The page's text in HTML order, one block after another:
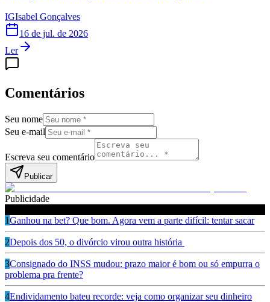
IGIsabel Gonçalves
16 de jul. de 2026
Ler
Comentários
Seu nome
Seu e-mail
Escreva seu comentário
Publicar
Publicidade
1Ganhou na bet? Que bom. Agora vem a parte difícil: tentar sacar
2Depois dos 50, o divórcio virou outra história
3Consignado do INSS mudou: prazo maior é bom ou só empurra o
problema pra frente?
4Endividamento bateu recorde: veja como organizar seu dinheiro